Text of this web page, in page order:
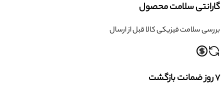
گارانتی سلامت محصول
بررسی سلامت فیزیکی کالا قبل از ارسال
۷ روز ضمانت بازگشت